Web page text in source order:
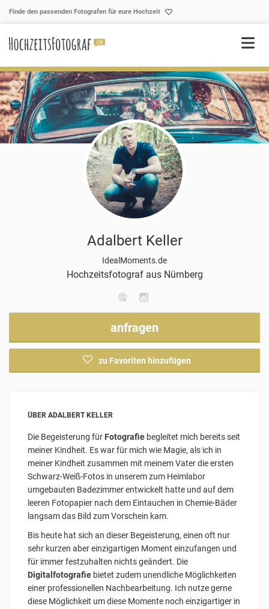
Finde den passenden Fotografen für eure Hochzeit
Adalbert Keller
IdealMoments.de
Hochzeitsfotograf aus Nürnberg
anfragen
zu Favoriten hinzufügen
ÜBER ADALBERT KELLER
Die Begeisterung für Fotografie begleitet mich bereits seit
meiner Kindheit. Es war für mich wie Magie, als ich in
meiner Kindheit zusammen mit meinem Vater die ersten
Schwarz-Weiß-Fotos in unserem zum Heimlabor
umgebauten Badezimmer entwickelt hatte und auf dem
leeren Fotopapier nach dem Eintauchen in Chemie-Bäder
langsam das Bild zum Vorschein kam.
Bis heute hat sich an dieser Begeisterung, einen oft nur
sehr kurzen aber einzigartigen Moment einzufangen und
für immer festzuhalten nichts geändert. Die
Digitalfotografie bietet zudem unendliche Möglichkeiten
einer professionellen Nachbearbeitung. Ich nutze gerne
diese Möglichkeit um diese Momente noch einzigartiger in